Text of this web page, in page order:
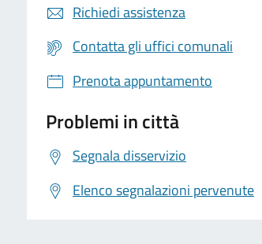
Richiedi assistenza
Contatta gli uffici comunali
Prenota appuntamento
Problemi in città
Segnala disservizio
Elenco segnalazioni pervenute